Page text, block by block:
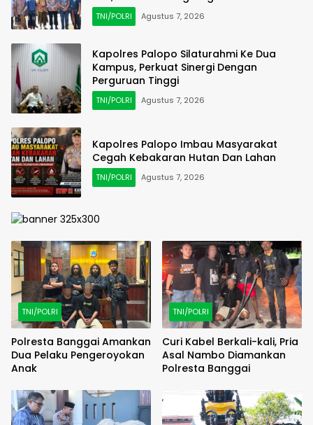
TNI/POLRI Agustus 7, 2026
Kapolres Palopo Silaturahmi Ke Dua
Kampus, Perkuat Sinergi Dengan
Perguruan Tinggi
TNI/POLRI Agustus 7, 2026
Kapolres Palopo Imbau Masyarakat
Cegah Kebakaran Hutan Dan Lahan
TNI/POLRI Agustus 7, 2026
TNI/POLRI
Polresta Banggai Amankan
Dua Pelaku Pengeroyokan
Anak
TNI/POLRI
Curi Kabel Berkali-kali, Pria
Asal Nambo Diamankan
Polresta Banggai